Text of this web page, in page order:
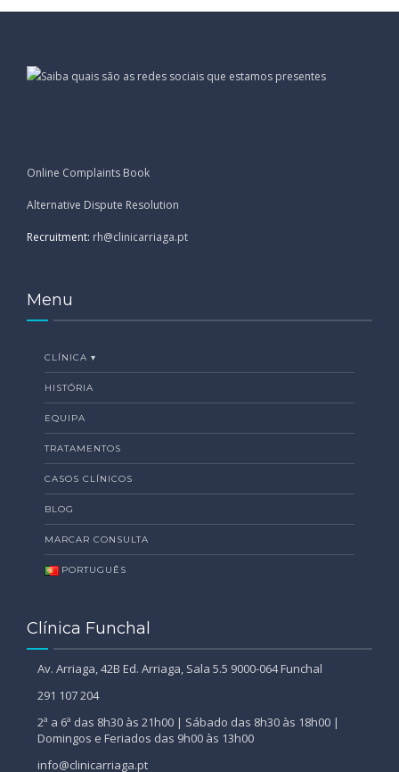
Online Complaints Book
Alternative Dispute Resolution
Recruitment: rh@clinicarriaga.pt
Menu
CLÍNICA ▾
HISTÓRIA
EQUIPA
TRATAMENTOS
CASOS CLÍNICOS
BLOG
MARCAR CONSULTA
PORTUGUÊS
Clínica Funchal
Av. Arriaga, 42B Ed. Arriaga, Sala 5.5 9000-064 Funchal
291 107 204
2ª a 6ª das 8h30 às 21h00 | Sábado das 8h30 às 18h00 |
Domingos e Feriados das 9h00 às 13h00
info@clinicarriaga.pt